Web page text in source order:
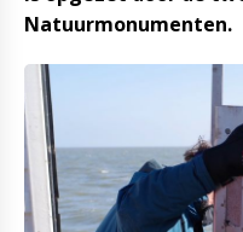
Natuurmonumenten.